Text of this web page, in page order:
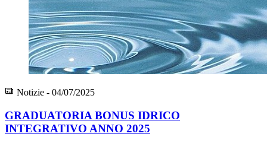
Notizie - 04/07/2025
GRADUATORIA BONUS IDRICO
INTEGRATIVO ANNO 2025